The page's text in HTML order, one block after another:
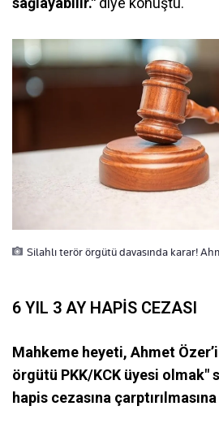
Silahlı terör örgütü davasında karar!
6 YIL 3 AY HAPİS CEZASI
Mahkeme heyeti, Ahmet
örgütü PKK/KCK üyesi olmak"
hapis cezasına